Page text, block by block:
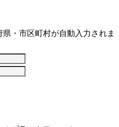
・市区町村が自動入力されま